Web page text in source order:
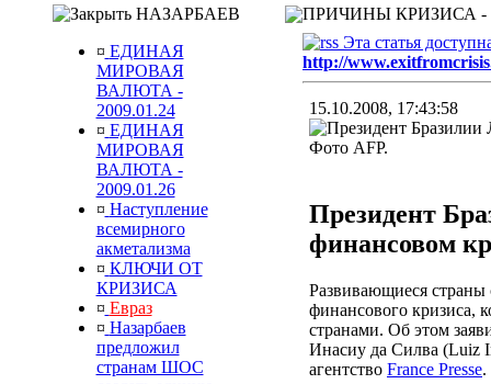
НАЗАРБАЕВ
¤ ЕДИНАЯ
МИРОВАЯ
ВАЛЮТА -
2009.01.24
¤ ЕДИНАЯ
МИРОВАЯ
ВАЛЮТА -
2009.01.26
¤ Наступление
всемирного
акметализма
¤ КЛЮЧИ ОТ
КРИЗИСА
¤ Евраз
¤ Назарбаев
предложил
странам ШОС
ПРИЧИНЫ КРИЗИСА -
Эта статья
http://
15.10.2008, 17:43:58
Президент
финансовом
Развивающиеся страны
финансового кризиса,
странами. Об этом
Инасиу да Силва (Luiz
агентство France Presse.